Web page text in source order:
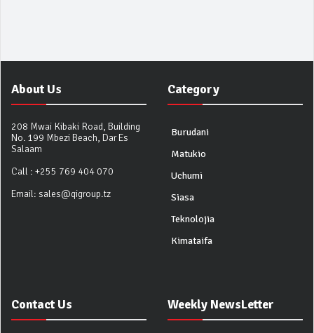
About Us
208 Mwai Kibaki Road, Building
No. 199 Mbezi Beach, Dar Es
Salaam
Call : +255 769 404 070
Email: sales@qigroup.tz
Category
Burudani
Matukio
Uchumi
Siasa
Teknolojia
Kimataifa
Contact Us Weekly NewsLetter